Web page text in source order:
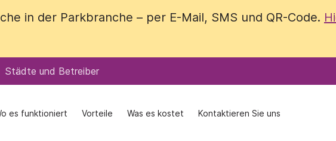
in der Parkbranche – per E-Mail, SMS und QR-Code.
Städte und Betreiber
es funktioniert Vorteile Was es kostet Kontaktieren Sie uns
in der Parkbranche – per E-Mail, SMS und QR-Code.
Städte und Betreiber
es funktioniert Vorteile Was es kostet Kontaktieren Sie uns